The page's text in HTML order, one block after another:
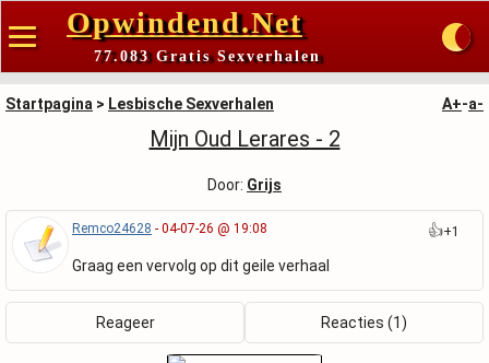
Opwindend.Net
77.083 Gratis Sexverhalen
Startpagina > Lesbische Sexverhalen A+-a-
Mijn Oud Lerares - 2
Door: Grijs
Remco24628 - 04-07-26 @ 19:08
Graag een vervolg op dit geile verhaal
👍+1
Reageer Reacties (1)